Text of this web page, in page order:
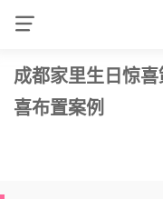
成都家里生日惊
喜布置案例